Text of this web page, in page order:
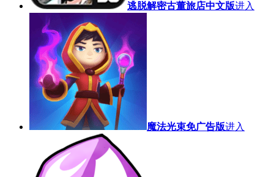
逃脱解密古董旅店中文版进入
魔法光束免广告版进入